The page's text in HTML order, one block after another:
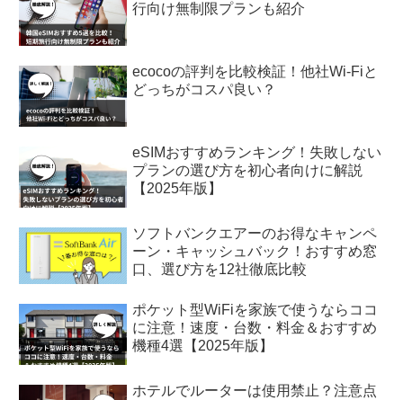
行向け無制限プランも紹介
ecocoの評判を比較検証！他社Wi-Fiと
どっちがコスパ良い？
eSIMおすすめランキング！失敗しない
プランの選び方を初心者向けに解説
【2025年版】
ソフトバンクエアーのお得なキャンペ
ーン・キャッシュバック！おすすめ窓
口、選び方を12社徹底比較
ポケット型WiFiを家族で使うならココ
に注意！速度・台数・料金＆おすすめ
機種4選【2025年版】
ホテルでルーターは使用禁止？注意点